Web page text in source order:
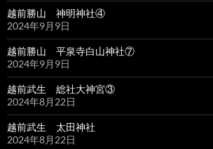
越前勝山 神明神社④
2024年9月9日
越前勝山 平泉寺白山神社⑦
2024年9月9日
越前武生 総社大神宮③
2024年8月22日
越前武生 太田神社
2024年8月22日